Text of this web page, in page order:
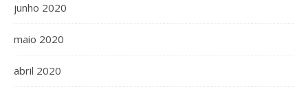
junho 2020
maio 2020
abril 2020